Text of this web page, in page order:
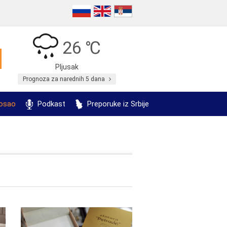
26 ℃
Pljusak
Prognoza za narednih 5 dana
Podkast Preporuke iz Srbije